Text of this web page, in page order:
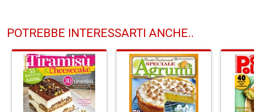
POTREBBE INTERESSARTI ANCHE..